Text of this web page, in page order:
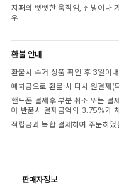
지퍼의 뻣뻣한 움직임, 신발이나
우
환불 안내
환불시 수거 상품 확인 후 3일이
예치금으로 환불 시 다시 원결제(
핸드폰 결제후 부분 취소 또는 결
아 반품시 결제금액의 3.75%가
적립금과 복합 결제하여 주문하
판매자정보